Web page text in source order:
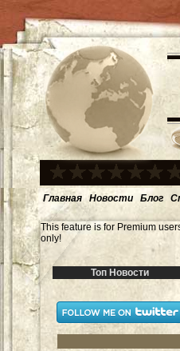
Главная Новости Блог
This feature is for Premium
only!
Топ Новости